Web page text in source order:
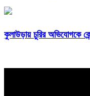
কুলাউড়ায় চুরির অভিযোগকে